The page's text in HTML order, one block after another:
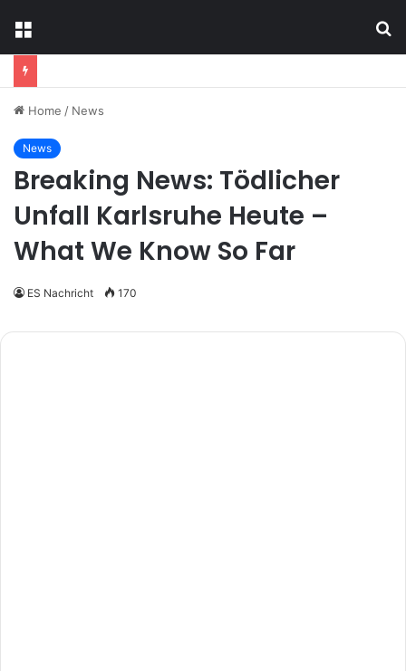
Menu
Home / News
News
Breaking News: Tödlicher
Unfall Karlsruhe Heute –
What We Know So Far
ES Nachricht 170